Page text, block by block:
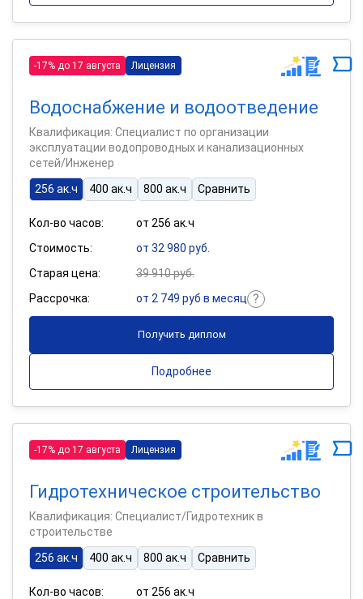
-17% до 17 августа Лицензия
Водоснабжение и водоотведение
Квалификация: Специалист по организации
эксплуатации водопроводных и канализационных
сетей/Инженер
256 ак.ч
400 ак.ч 800 ак.ч Сравнить
Кол-во часов:
от 256 ак.ч
Стоимость:
от 32 980 руб.
Старая цена:
39 910 руб.
Рассрочка:
от 2 749 руб в месяц
Получить диплом
Подробнее
-17% до 17 августа Лицензия
Гидротехническое строительство
Квалификация: Специалист/Гидротехник в
строительстве
256 ак.ч
400 ак.ч 800 ак.ч Сравнить
Кол-во часов:
от 256 ак.ч